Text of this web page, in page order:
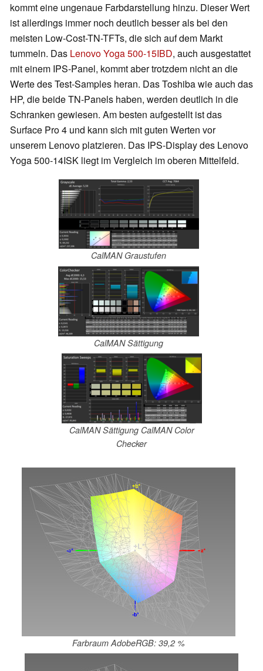
kommt eine ungenaue Farbdarstellung hinzu. Dieser Wert
ist allerdings immer noch deutlich besser als bei den
meisten Low-Cost-TN-TFTs, die sich auf dem Markt
tummeln. Das Lenovo Yoga 500-15IBD, auch ausgestattet
mit einem IPS-Panel, kommt aber trotzdem nicht an die
Werte des Test-Samples heran. Das Toshiba wie auch das
HP, die beide TN-Panels haben, werden deutlich in die
Schranken gewiesen. Am besten aufgestellt ist das
Surface Pro 4 und kann sich mit guten Werten vor
unserem Lenovo platzieren. Das IPS-Display des Lenovo
Yoga 500-14ISK liegt im Vergleich im oberen Mittelfeld.
CalMAN Graustufen
CalMAN Sättigung
CalMAN Sättigung CalMAN Color
Checker
Farbraum AdobeRGB: 39,2 %